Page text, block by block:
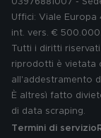
Uffici: Viale Europa
int. vers. €
Tutti i diritti
riprodotti è vietata
all'addestramento
È altresì fatto
di data scraping.
Termini di servizio